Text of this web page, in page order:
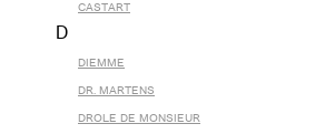
CASTART
D
DIEMME
DR. MARTENS
DROLE DE MONSIEUR